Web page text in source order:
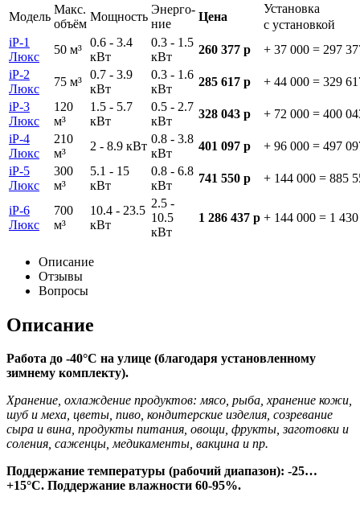
Модель
Макс.
объём
Мощность
Энерго-
ние
Цена
Установка
с установкой
iP-1
Люкс
50 м³
0.6 - 3.4
кВт
0.3 - 1.5
кВт
260 377 р + 37 000 = 297
iP-2
Люкс
75 м³
0.7 - 3.9
кВт
0.3 - 1.6
кВт
285 617 р + 44 000 = 329
iP-3
Люкс
120
м³
1.5 - 5.7
кВт
0.5 - 2.7
кВт
328 043 р + 72 000 = 400
iP-4
Люкс
210
м³
2 - 8.9 кВт
0.8 - 3.8
кВт
401 097 р + 96 000 = 497
iP-5
Люкс
300
м³
5.1 - 15
кВт
0.8 - 6.8
кВт
741 550 р + 144 000 = 885
iP-6
Люкс
700
м³
10.4 - 23.5
кВт
2.5 -
10.5
кВт
1 286 437 р + 144 000 = 1
Описание
Отзывы
Вопросы
Описание
Работа до -40°C на улице (благодаря установленному
зимнему комплекту).
Хранение, охлаждение продуктов: мясо, рыба, хранение кожи,
шуб и меха, цветы, пиво, кондитерские изделия, созревание
сыра и вина, продукты питания, овощи, фрукты, заготовки и
соления, саженцы, медикаменты, вакцина и пр.
Поддержание температуры (рабочий диапазон): -25…
+15°С. Поддержание влажности 60-95%.